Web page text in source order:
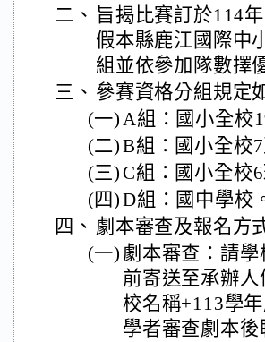
二、 旨揭比賽訂於114
假本縣鹿江國際中
組並依參加隊數擇
三、 參賽資格分組規定
(一)A組：國小全校
(二)B組：國小全校
(三)C組：國小全校
(四)D組：國中學校
四、 劇本審查及報名方
(一) 劇本審查：請
前寄送至承辦人
校名稱+113學
學者審查劇本